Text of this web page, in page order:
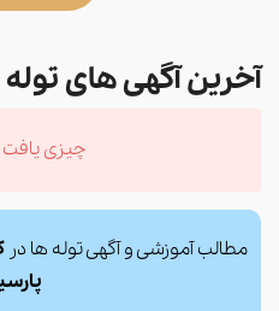
آخرین آگهی های
چیزی
مطالب آموزشی و آگهی توله ها در